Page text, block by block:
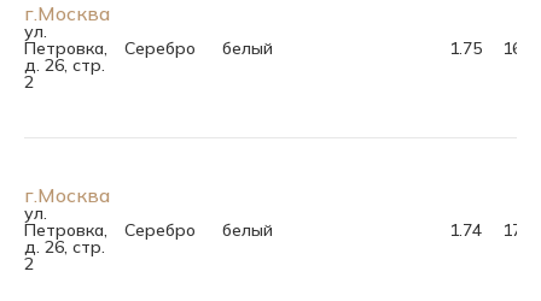
г.Москва
ул.
Петровка,
д. 26, стр.
2
Серебро белый 1.75 16.0
г.Москва
ул.
Петровка,
д. 26, стр.
2
Серебро белый 1.74 17.0